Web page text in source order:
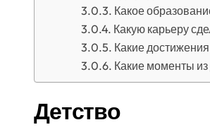
Какое
Какую карьеру
Какие
Какие моменты
Детство